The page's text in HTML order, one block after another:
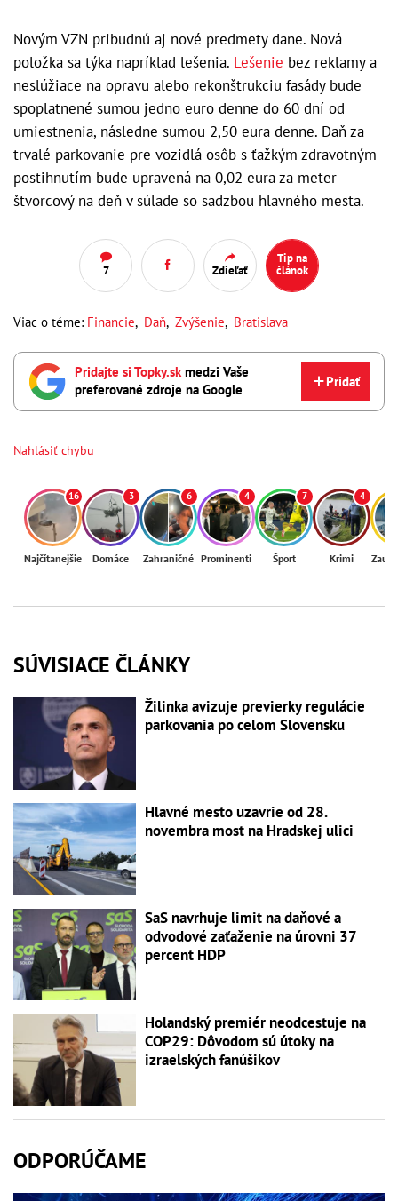
Novým VZN pribudnú aj nové predmety dane. Nová
položka sa týka napríklad lešenia. Lešenie bez reklamy a
neslúžiace na opravu alebo rekonštrukciu fasády bude
spoplatnené sumou jedno euro denne do 60 dní od
umiestnenia, následne sumou 2,50 eura denne. Daň za
trvalé parkovanie pre vozidlá osôb s ťažkým zdravotným
postihnutím bude upravená na 0,02 eura za meter
štvorcový na deň v súlade so sadzbou hlavného mesta.
7 Zdieľať
Tip na
článok
Viac o téme: Financie, Daň, Zvýšenie, Bratislava
Pridajte si Topky.skmedzi Vaše
preferované zdroje na Google
Pridať
Nahlásiť chybu
16
Najčítanejšie
3
Domáce
6
Zahraničné
4
Prominenti
7
Šport
4
Krimi
SÚVISIACE ČLÁNKY
Žilinka avizuje previerky regulácie
parkovania po celom Slovensku
Hlavné mesto uzavrie od 28.
novembra most na Hradskej ulici
SaS navrhuje limit na daňové a
odvodové zaťaženie na úrovni 37
percent HDP
Holandský premiér neodcestuje na
COP29: Dôvodom sú útoky na
izraelských fanúšikov
ODPORÚČAME